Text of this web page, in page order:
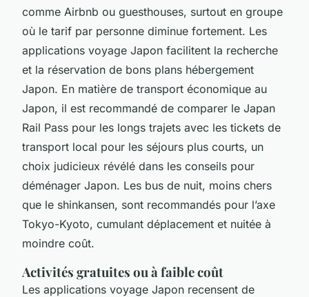
comme Airbnb ou guesthouses, surtout en groupe
où le tarif par personne diminue fortement. Les
applications voyage Japon facilitent la recherche
et la réservation de bons plans hébergement
Japon. En matière de transport économique au
Japon, il est recommandé de comparer le Japan
Rail Pass pour les longs trajets avec les tickets de
transport local pour les séjours plus courts, un
choix judicieux révélé dans les conseils pour
déménager Japon. Les bus de nuit, moins chers
que le shinkansen, sont recommandés pour l’axe
Tokyo-Kyoto, cumulant déplacement et nuitée à
moindre coût.
Activités gratuites ou à faible coût
Les applications voyage Japon recensent de